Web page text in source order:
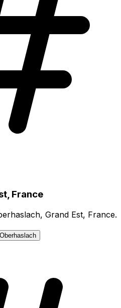
France
Grand Est, France.